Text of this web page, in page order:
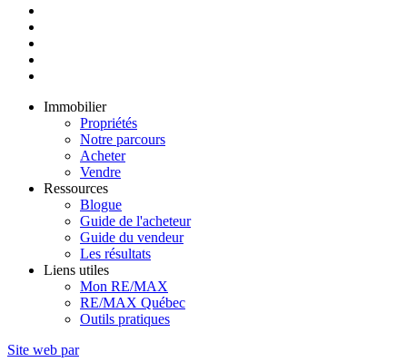
Immobilier
Propriétés
Notre parcours
Acheter
Vendre
Ressources
Blogue
Guide de l'acheteur
Guide du vendeur
Les résultats
Liens utiles
Mon RE/MAX
RE/MAX Québec
Outils pratiques
Site web par